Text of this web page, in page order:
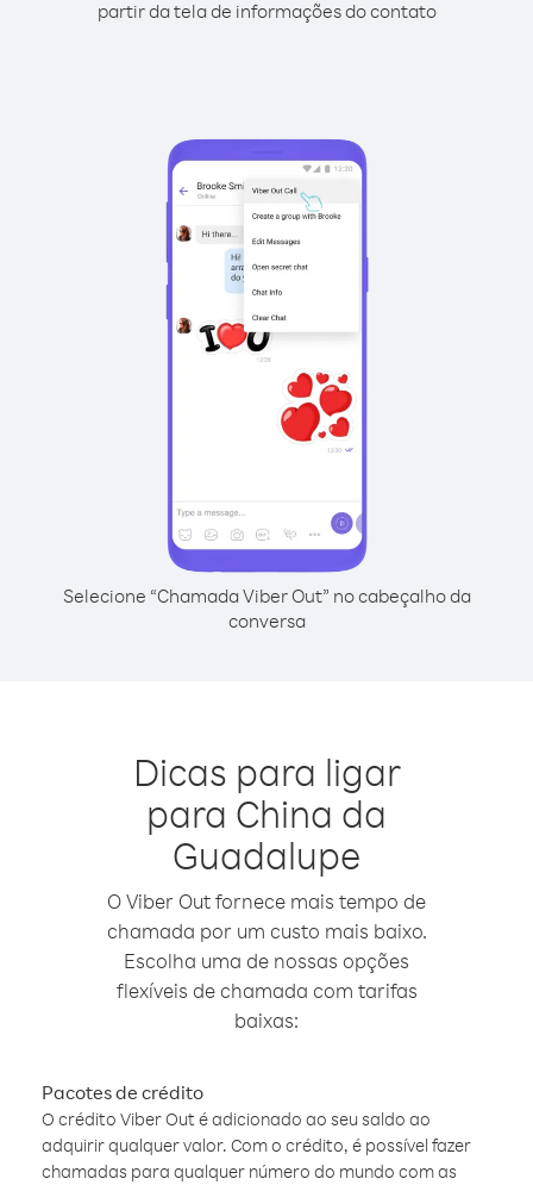
partir da tela de informações do contato
Selecione “Chamada Viber Out” no cabeçalho da
conversa
Dicas para ligar
para China da
Guadalupe
O Viber Out fornece mais tempo de
chamada por um custo mais baixo.
Escolha uma de nossas opções
flexíveis de chamada com tarifas
baixas:
Pacotes de crédito
O crédito Viber Out é adicionado ao seu saldo ao
adquirir qualquer valor. Com o crédito, é possível fazer
chamadas para qualquer número do mundo com as